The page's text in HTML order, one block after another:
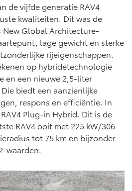
de vijfde generatie RAV4
kwaliteiten. Dit was de
New Global Architecture-
lage gewicht en sterke
rijeigenschappen.
op hybridetechnologie
en een nieuwe 2,5-liter
biedt een aanzienlijke
respons en efficiëntie. In
Plug-in Hybrid. Dit is de
RAV4 ooit met 225 kW/306
tot 75 km en bijzonder
waarden.